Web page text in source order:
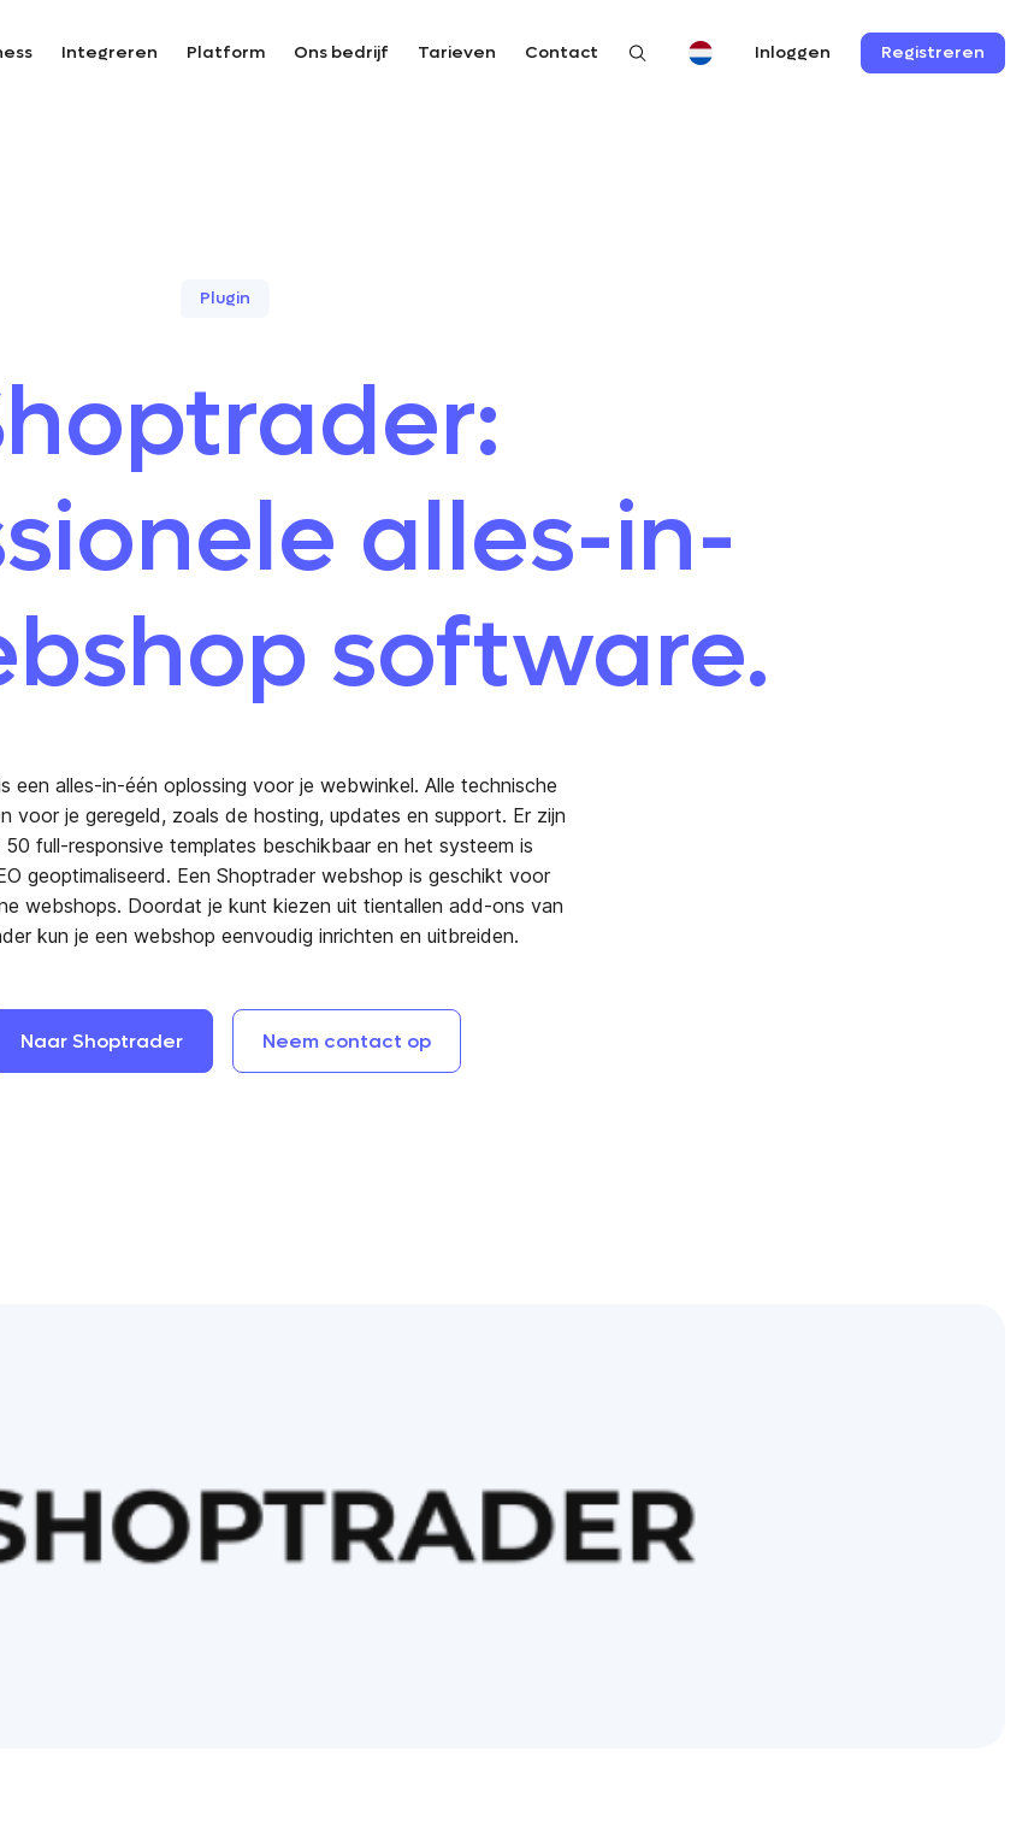
Integreren Platform Ons bedrijf Tarieven Contact Inloggen Registreren
Plugin
alles-in-
software.
een alles-in-één oplossing voor je webwinkel. Alle technische
voor je geregeld, zoals de hosting, updates en support. Er zijn
50 full-responsive templates beschikbaar en het systeem is
geoptimaliseerd. Een Shoptrader webshop is geschikt voor
webshops. Doordat je kunt kiezen uit tientallen add-ons van
kun je een webshop eenvoudig inrichten en uitbreiden.
Naar Shoptrader Neem contact op